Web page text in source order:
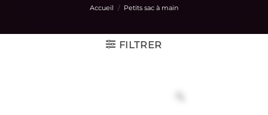
Accueil / Petits sac à main
FILTRER